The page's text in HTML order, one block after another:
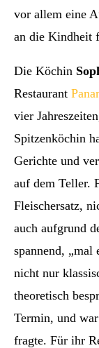
vor allem eine
an die Kindheit
Die Köchin
Restaurant
vier
Spitzenköchin
Gerichte und
auf dem Teller.
Fleischersatz,
auch aufgrund
spannend, „mal
nicht nur
theoretisch
Termin, und
fragte. Für ihr